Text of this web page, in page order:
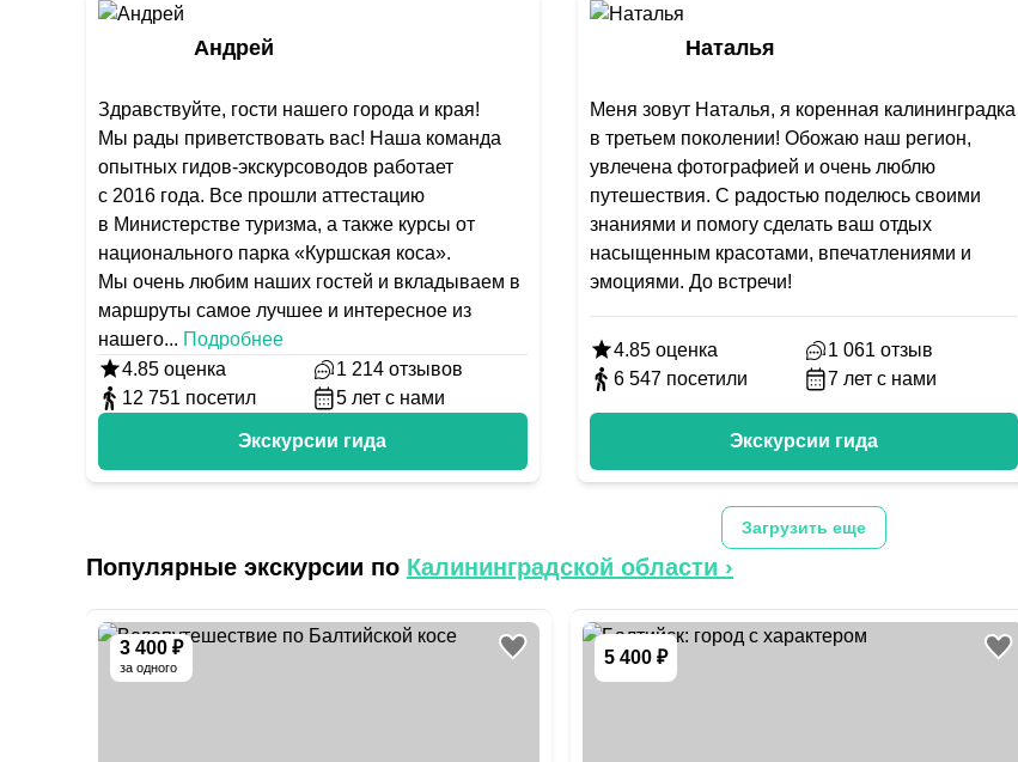
Андрей
Здравствуйте, гости нашего города и края!
Мы рады приветствовать вас! Наша команда
опытных гидов-экскурсоводов работает
с 2016 года. Все прошли аттестацию
в Министерстве туризма, а также курсы от
национального парка «Куршская коса».
Мы очень любим наших гостей и вкладываем в
маршруты самое лучшее и интересное из
нашего... Подробнее
4.85 оценка 1 214 отзывов
12 751 посетил 5 лет с нами
Экскурсии гида
Наталья
Меня зовут Наталья, я коренная калининградка
в третьем поколении! Обожаю наш регион,
увлечена фотографией и очень люблю
путешествия. С радостью поделюсь своими
знаниями и помогу сделать ваш отдых
насыщенным красотами, впечатлениями и
эмоциями. До встречи!
4.85оценка 1 061 отзыв
6 547 посетили 7 лет с нами
Экскурсии гида
Загрузить еще
Популярные экскурсии по Калининградской области ›
3 400 ₽
за одного 5 400 ₽